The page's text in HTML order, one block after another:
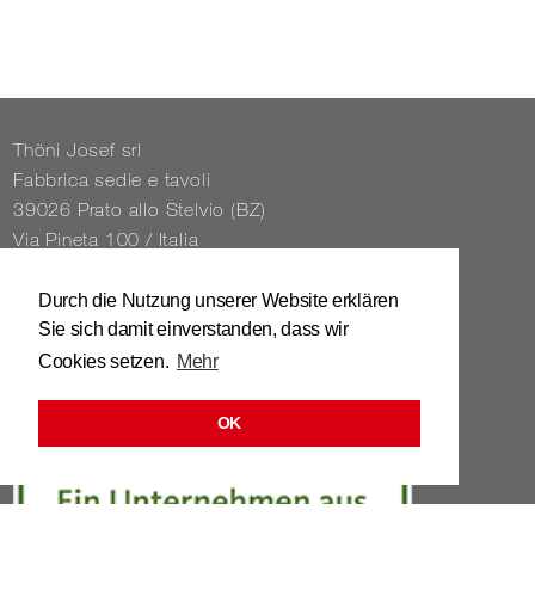
Durch die Nutzung unserer Website erklären
Sie sich damit einverstanden, dass wir
Cookies setzen. Mehr
OK
Thöni Josef srl
Fabbrica sedie e tavoli
39026 Prato allo Stelvio (BZ)
Via Pineta 100 / Italia
Tel. 0039 / 0473 / 61 62 43
info@​stuhl.​it